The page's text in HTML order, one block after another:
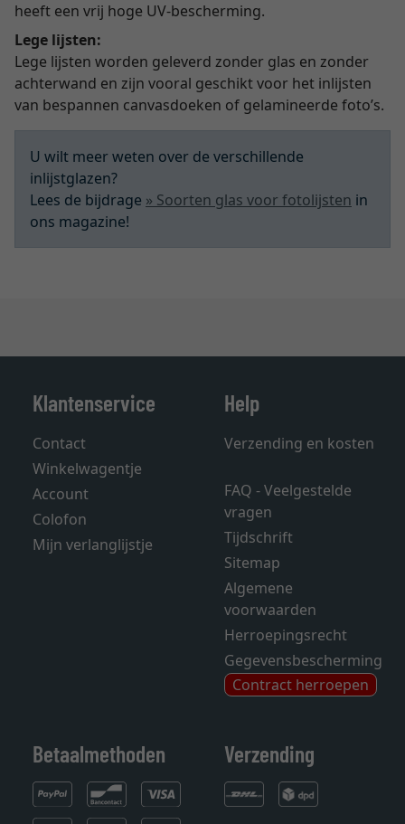
heeft een vrij hoge UV-bescherming.
Lege lijsten:
Lege lijsten worden geleverd zonder glas en zonder
achterwand en zijn vooral geschikt voor het inlijsten
van bespannen canvasdoeken of gelamineerde foto’s.
U wilt meer weten over de verschillende
inlijstglazen?
Lees de bijdrage » Soorten glas voor fotolijsten in
ons magazine!
Klantenservice
Contact
Winkelwagentje
Account
Colofon
Mijn verlanglijstje
Help
Verzending en kosten
FAQ - Veelgestelde
vragen
Tijdschrift
Sitemap
Algemene
voorwaarden
Herroepingsrecht
Gegevensbescherming
Contract herroepen
Betaalmethoden Verzending